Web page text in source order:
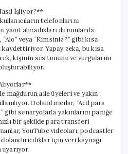
İşliyor?**
telefonlarını
yanıt almadıkları durumlarda
veya “Kimsiniz?” gibi kısa
Yapay zeka, bu kısa
kişinin ses tonunu ve vurgularını
mağdurun aile üyeleri ve yakın
Dolandırıcılar, “Acil para
gibi senaryolarla yakınlarını paniğe
bir şekilde para transferi
YouTube videoları, podcastler
için veri kaynağı